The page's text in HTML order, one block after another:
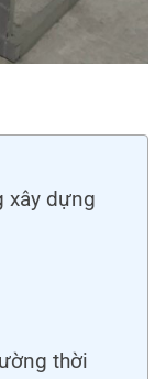
xây dựng
thời